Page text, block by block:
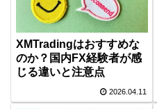
XMTradingはおすすめな
のか？国内FX経験者が感
じる違いと注意点
2026.04.11